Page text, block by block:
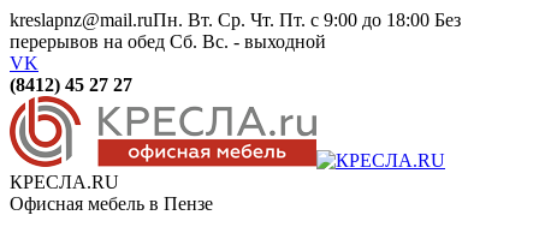
kreslapnz@mail.ruПн. Вт. Ср. Чт. Пт. с 9:00 до 18:00 Без
перерывов на обед Сб. Вс. - выходной
VK
(8412) 45 27 27
КРЕСЛА.RU
Офисная мебель в Пензе